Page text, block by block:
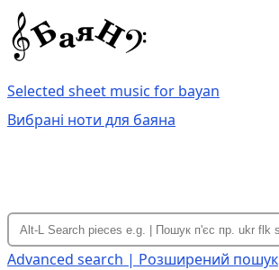
Selected sheet music for bayan
Вибрані ноти для баяна
Advanced search | Розширений пошук